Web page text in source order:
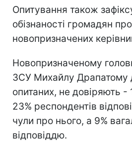
Опитування також
обізнаності громадян про
новопризначених
Новопризначеному
ЗСУ Михайлу Драпатому
опитаних, не довіряють -
23% респондентів
чули про нього, а 9%
відповіддю.